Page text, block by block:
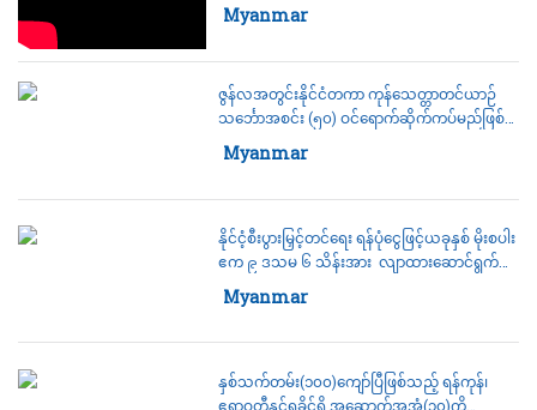
Category:
Myanmar
ဇွန်လအတွင်းနိုင်ငံတကာ ကုန်သေတ္တာတင်ယာဉ်
သင်္ဘောအစင်း (၅၀) ဝင်ရောက်ဆိုက်ကပ်မည်ဖြစ်
ရာ နှစ်ဝက်အတွင်း သင်္ဘောအစင်း၃၀၀ကျော်အထိ
ဆိုက်ကပ်မည်
Category:
Myanmar
နိုင်ငံ့စီးပွားမြှင့်တင်ရေး ရန်ပုံငွေဖြင့်ယခုနှစ် မိုးစပါး
ဧက ၉ ဒသမ ၆ သိန်းအား လျာထားဆောင်ရွက်
သွားမည်
Category:
Myanmar
နှစ်သက်တမ်း(၁၀၀)ကျော်ပြီဖြစ်သည့် ရန်ကုန်၊
ဧရာဝတီနှင့်ရခိုင်ရှိ အဆောက်အအုံ(၃၀)ကို